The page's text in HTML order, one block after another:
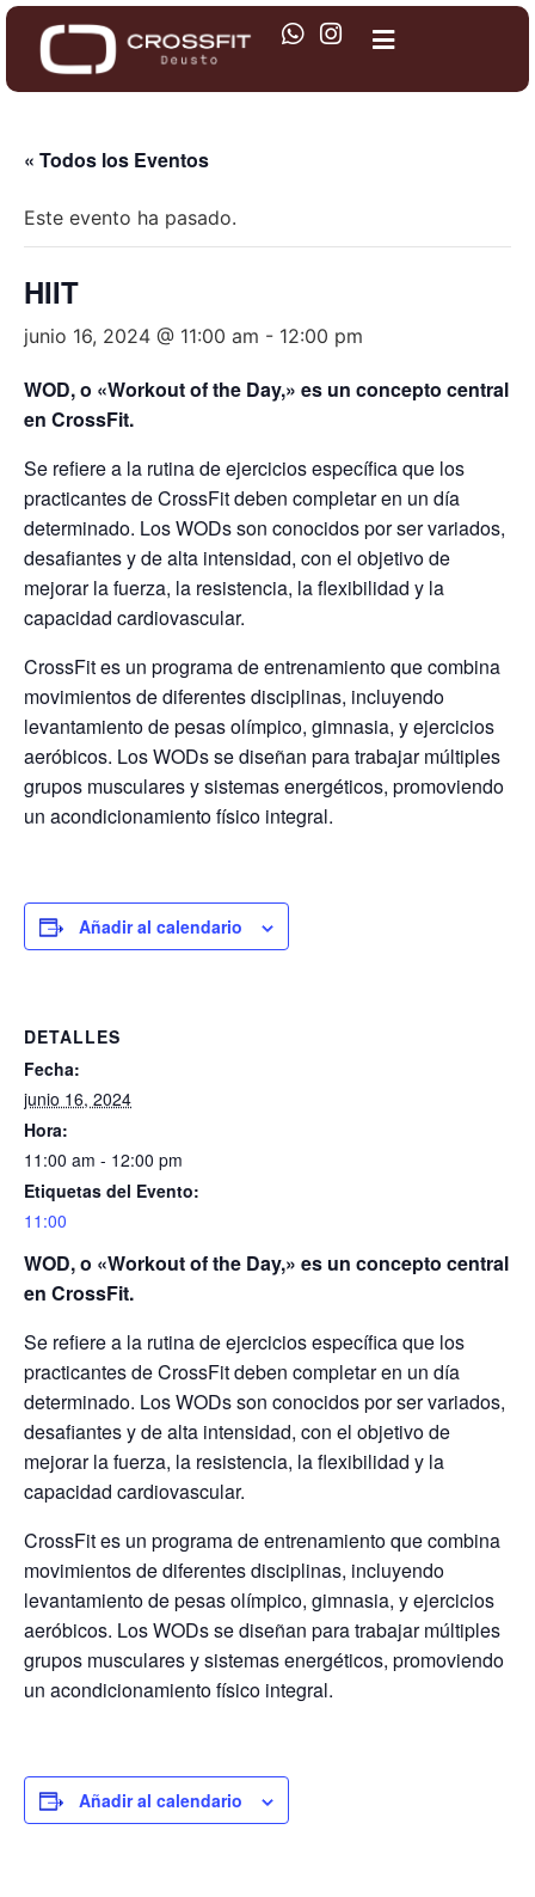
« Todos los Eventos
Este evento ha pasado.
HIIT
junio 16, 2024 @ 11:00 am - 12:00 pm
WOD, o «Workout of the Day,» es un concepto central
en CrossFit.
Se refiere a la rutina de ejercicios específica que los
practicantes de CrossFit deben completar en un día
determinado. Los WODs son conocidos por ser variados,
desafiantes y de alta intensidad, con el objetivo de
mejorar la fuerza, la resistencia, la flexibilidad y la
capacidad cardiovascular.
CrossFit es un programa de entrenamiento que combina
movimientos de diferentes disciplinas, incluyendo
levantamiento de pesas olímpico, gimnasia, y ejercicios
aeróbicos. Los WODs se diseñan para trabajar múltiples
grupos musculares y sistemas energéticos, promoviendo
un acondicionamiento físico integral.
Añadir al calendario
DETALLES
Fecha:
junio 16, 2024
Hora:
11:00 am - 12:00 pm
Etiquetas del Evento:
11:00
WOD, o «Workout of the Day,» es un concepto central
en CrossFit.
Se refiere a la rutina de ejercicios específica que los
practicantes de CrossFit deben completar en un día
determinado. Los WODs son conocidos por ser variados,
desafiantes y de alta intensidad, con el objetivo de
mejorar la fuerza, la resistencia, la flexibilidad y la
capacidad cardiovascular.
CrossFit es un programa de entrenamiento que combina
movimientos de diferentes disciplinas, incluyendo
levantamiento de pesas olímpico, gimnasia, y ejercicios
aeróbicos. Los WODs se diseñan para trabajar múltiples
grupos musculares y sistemas energéticos, promoviendo
un acondicionamiento físico integral.
Añadir al calendario